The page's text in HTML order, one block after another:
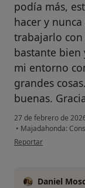
podía más,
hacer y
trabajarlo
bastante bien
mi entorno
grandes
buenas.
27 de febrero de
• Majadahonda:
en opinión del usuario
Reportar
Daniel